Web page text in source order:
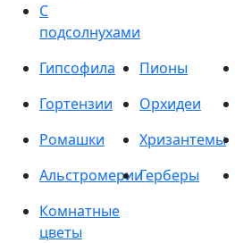
С
подсолнухами
Гипсофила Пионы
Гортензии
Орхидеи
Ромашки
Хризантемы
АльстромерииГерберы
Комнатные
цветы